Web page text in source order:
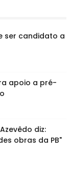
ser candidato a
apoio a pré-
diz:
obras da PB"